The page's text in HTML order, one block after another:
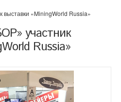
«MiningWorld Russia»
участник
Russia»